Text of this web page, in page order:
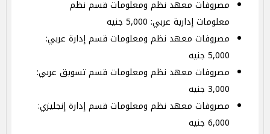
مصروفات معهد نظم ومعلومات قسم نظم
معلومات إدارية عربي: 5,000 جنيه
مصروفات معهد نظم ومعلومات قسم إدارة عربي:
5,000 جنيه
مصروفات معهد نظم ومعلومات قسم تسويق عربي:
3,000 جنيه
مصروفات معهد نظم ومعلومات قسم إدارة إنجليزي:
6,000 جنيه